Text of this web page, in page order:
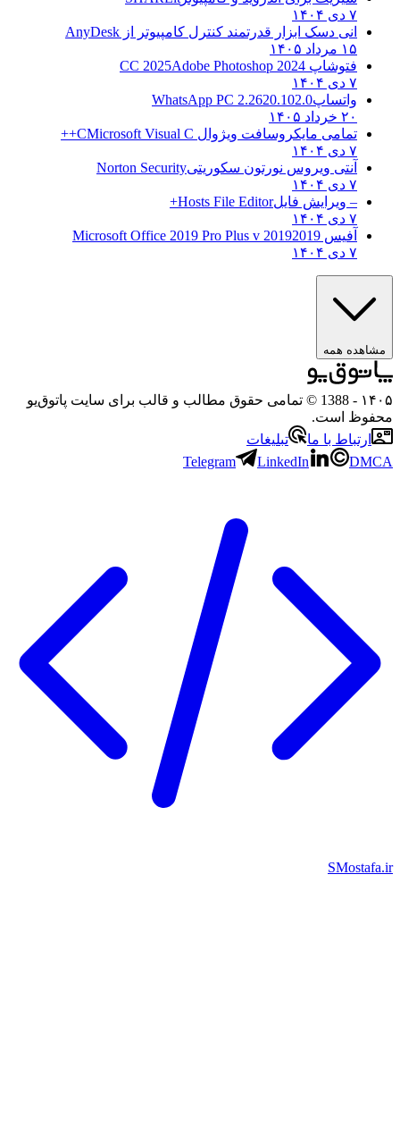
انی دسک ابزار قدرتمند کنترل کامپیوتر ازAnyDesk
۱۵ مرداد ۱۴۰۵
فتوشاپ CC 2025Adobe Photoshop 2024
واتساپWhatsApp PC 2.2620.102.0
۲۰ خرداد ۱۴۰۵
تمامی مایکروسافت ویژوال C Microsoft Visual C++
آنتی ویروس نورتون سکوریتیNorton Security
– ویرایش فایلHosts File Editor+
آفیس 2019 2019 Microsoft Office 2019 Pro Plus v
مشاهده همه
- 1388 © تمامی حقوق مطالب و قالب برای سایت پاتوق‌یو
است.
ارتباط با ما
تبلیغات
Telegram
LinkedIn